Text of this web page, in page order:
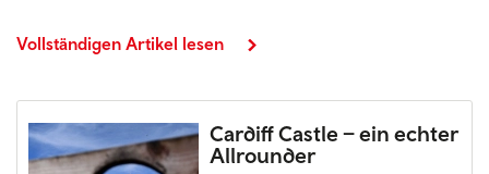
Vollständigen Artikel lesen
Cardiff Castle – ein echter
Allrounder